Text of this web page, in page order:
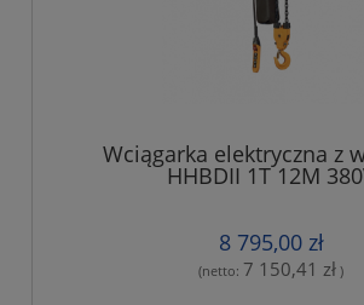
Wciągarka elektryczna z
HHBDII 1T 12M
8 795,00 zł
(netto: 7 150,41 zł )